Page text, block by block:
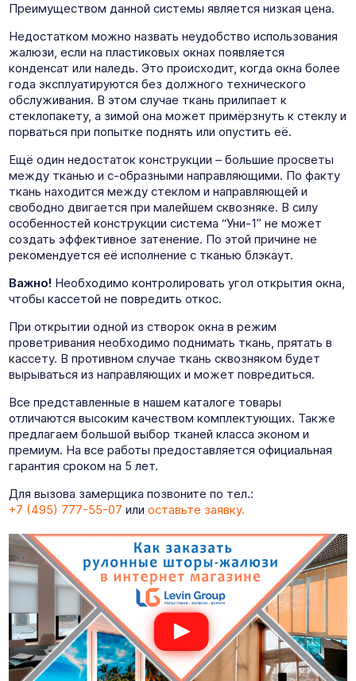
Преимуществом данной системы является низкая цена.
Недостатком можно назвать неудобство использования
жалюзи, если на пластиковых окнах появляется
конденсат или наледь. Это происходит, когда окна более
года эксплуатируются без должного технического
обслуживания. В этом случае ткань прилипает к
стеклопакету, а зимой она может примёрзнуть к стеклу и
порваться при попытке поднять или опустить её.
Ещё один недостаток конструкции – большие просветы
между тканью и с-образными направляющими. По факту
ткань находится между стеклом и направляющей и
свободно двигается при малейшем сквозняке. В силу
особенностей конструкции система “Уни-1” не может
создать эффективное затенение. По этой причине не
рекомендуется её исполнение с тканью блэкаут.
Важно! Необходимо контролировать угол открытия окна,
чтобы кассетой не повредить откос.
При открытии одной из створок окна в режим
проветривания необходимо поднимать ткань, прятать в
кассету. В противном случае ткань сквозняком будет
вырываться из направляющих и может повредиться.
Все представленные в нашем каталоге товары
отличаются высоким качеством комплектующих. Также
предлагаем большой выбор тканей класса эконом и
премиум. На все работы предоставляется официальная
гарантия сроком на 5 лет.
Для вызова замерщика позвоните по тел.:
+7 (495) 777-55-07 или оставьте заявку.